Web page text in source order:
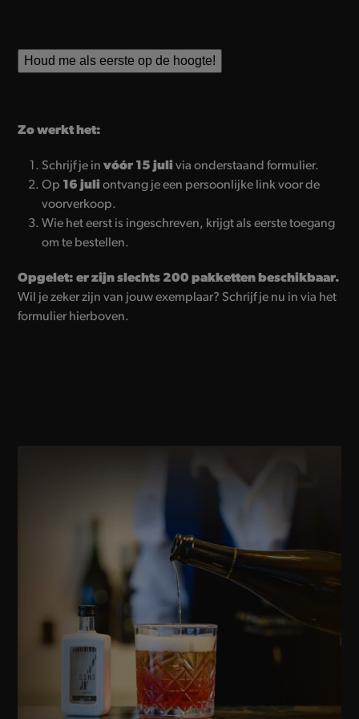
Houd me als eerste op de hoogte!
Zo werkt het:
Schrijf je invóór 15 julivia onderstaand formulier.
Op 16 juliontvang je een persoonlijke link voor de
voorverkoop.
Wie het eerst is ingeschreven, krijgt als eerste toegang
om te bestellen.
Opgelet: er zijn slechts 200 pakketten beschikbaar.
Wil je zeker zijn van jouw exemplaar? Schrijf je nu in via het
formulier hierboven.